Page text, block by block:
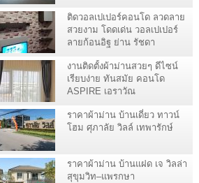
ติดวอลเปเปอร์คอนโด ลวดลาย
สวยงาม โดดเด่น วอลเปเปอร์
ลายก้อนอิฐ ย่าน รัชดา
งานติดตั้งผ้าม่านสวยๆ ดีไซน์
เรียบง่าย ทันสมัย คอนโด
ASPIRE เอราวัณ
ราคาผ้าม่าน บ้านเดี่ยว ทาวน์
โฮม ศุภาลัย วิลล์ เทพารักษ์
ราคาผ้าม่าน บ้านแฝด เจ วิลล่า
สุขุมวิท–แพรกษา